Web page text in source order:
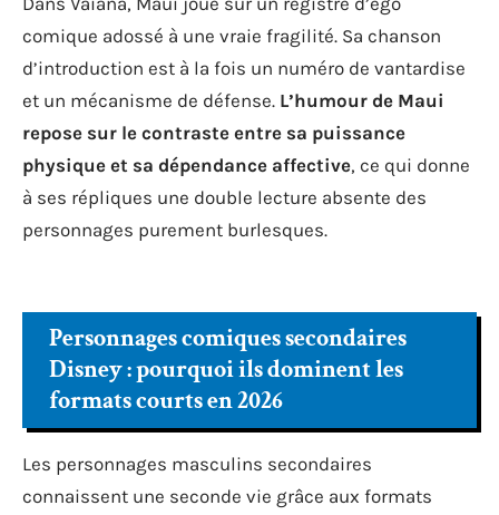
comique adossé à une vraie fragilité. Sa chanson
d’introduction est à la fois un numéro de vantardise
et un mécanisme de défense. L’humour de Maui
repose sur le contraste entre sa puissance
physique et sa dépendance affective, ce qui donne
à ses répliques une double lecture absente des
personnages purement burlesques.
Personnages comiques secondaires
Disney : pourquoi ils dominent les
formats courts en 2026
Les personnages masculins secondaires
connaissent une seconde vie grâce aux formats